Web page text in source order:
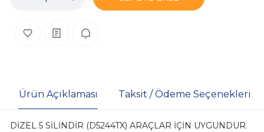
Ürün Açıklaması Taksit / Ödeme Seçenekleri
DİZEL 5 SİLİNDİR (D5244TX) ARAÇLAR İÇİN UYGUNDUR.